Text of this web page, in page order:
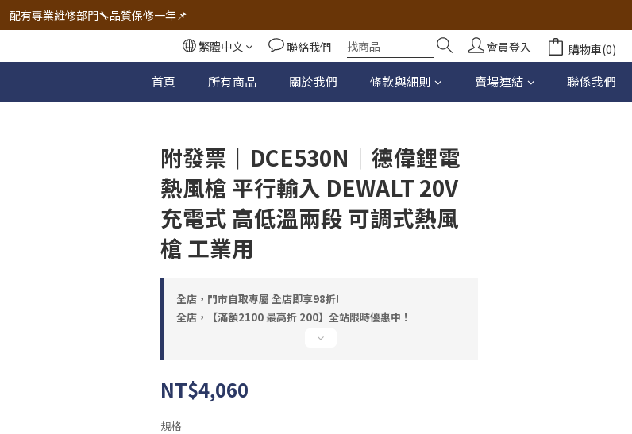
🔧電動工具&五金唯一首選 宇慶五金網拍🔧
配有專業維修部門🔧品質保修一年📌
🔧電動工具&五金唯一首選 宇慶五金網拍🔧繁體中文 聯絡我們 會員登入 購物車(0)
首頁 所有商品 關於我們 條款與細則 賣場連結 聯係我們
附發票｜DCE530N｜德偉鋰電
熱風槍 平行輸入 DEWALT 20V
充電式 高低溫兩段 可調式熱風
槍 工業用
全店，門市自取專屬 全店即享98折!
全店，【滿額2100 最高折 200】全站限時優惠中！
NT$4,060
規格
立即購買